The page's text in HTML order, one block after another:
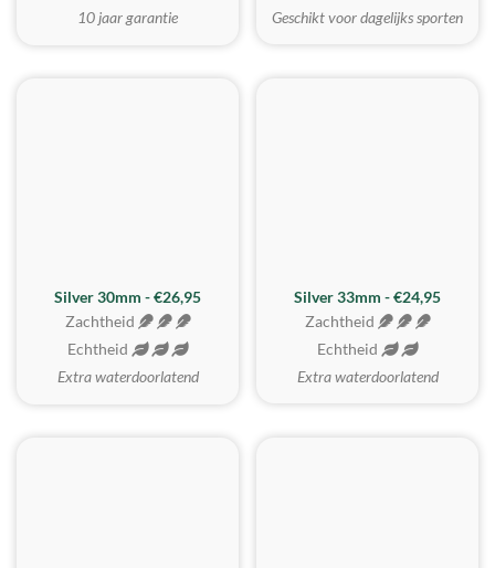
10 jaar garantie
Geschikt voor dagelijks sporten
Silver 30mm - €26,95
Zachtheid
Echtheid
Extra waterdoorlatend
Silver 33mm - €24,95
Zachtheid
Echtheid
Extra waterdoorlatend